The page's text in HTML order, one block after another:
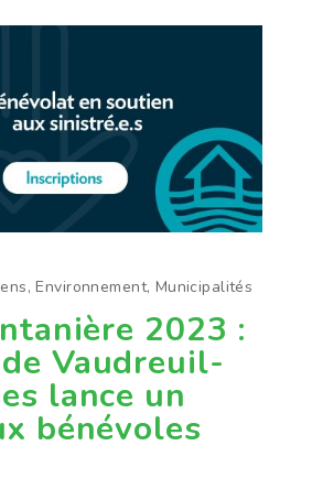
2023 :
Vaudreuil-
lance un
bénévoles
,Environnement, Municipalités